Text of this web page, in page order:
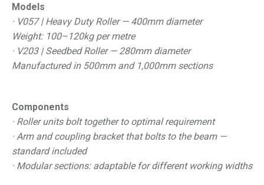
Models
· V057 | Heavy Duty Roller — 400mm diameter
Weight: 100–120kg per metre
· V203 | Seedbed Roller — 280mm diameter
Manufactured in 500mm and 1,000mm sections
Components
· Roller units bolt together to optimal requirement
· Arm and coupling bracket that bolts to the beam —
standard included
· Modular sections: adaptable for different working widths